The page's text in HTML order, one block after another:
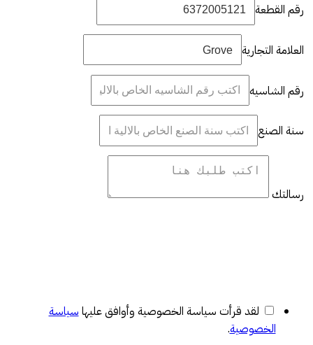
رقم القطعة
العلامة التجارية
رقم الشاسيه
سنة الصنع
رسالتك
لقد قرأت سياسة الخصوصية وأوافق عليها سياسة
الخصوصية.